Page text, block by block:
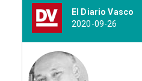
El Diario Vasco
2020-09-26